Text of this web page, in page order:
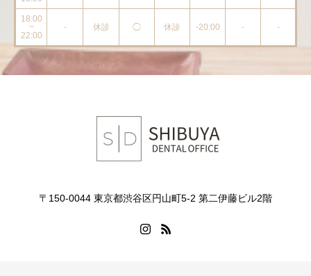
18:00
~
22:00
- 休診 ◯ 休診 -20:00 - -
〒150-0044 東京都渋谷区円山町5-2 第二伊藤ビル2階